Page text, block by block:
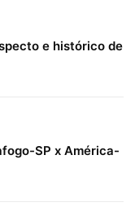
e histórico de
SP x América-